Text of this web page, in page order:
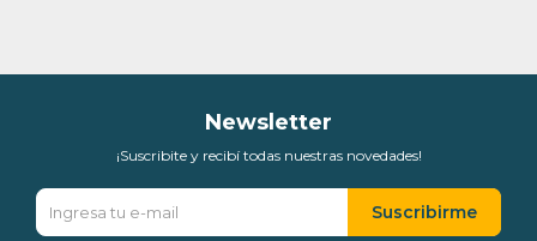
Newsletter
¡Suscribite y recibí todas nuestras novedades!
Suscribirme